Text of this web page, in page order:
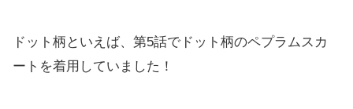
ドット柄といえば、第5話でドット柄のペプラムスカ
ートを着用していました！